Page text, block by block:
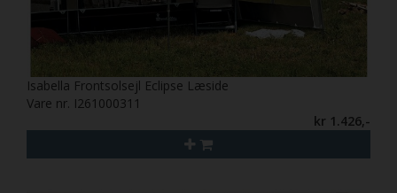
Isabella Frontsolsejl Eclipse Læside
Vare nr. I261000311
kr 1.426,-